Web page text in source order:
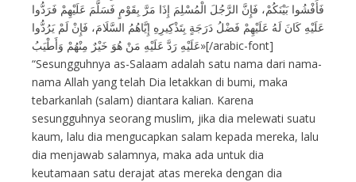
فَأَفْشُوا بَيْنَكُمْ، فَإِنَّ الرَّجُلَ الْمُسْلِمَ إِذَا مَرَّ بِقَوْمٍ فَسَلَّمَ عَلَيْهِمْ فَرَدُّوا
عَلَيْهِ كَانَ لَهُ عَلَيْهِمْ فَضْلُ دَرَجَةٍ بِتَذْكِيرِهِ إِيَّاهُمُ السَّلَامَ، فَإِنْ لَمْ يَرُدُّوا
عَلَيْهِ رَدَّ عَلَيْهِ مَنْ هُوَ خَيْرٌ مِنْهُمْ وَأَطْيَبُ»[/arabic-font]
“Sesungguhnya as-Salaam adalah satu nama dari nama-
nama Allah yang telah Dia letakkan di bumi, maka
tebarkanlah (salam) diantara kalian. Karena
sesungguhnya seorang muslim, jika dia melewati suatu
kaum, lalu dia mengucapkan salam kepada mereka, lalu
dia menjawab salamnya, maka ada untuk dia
keutamaan satu derajat atas mereka dengan dia